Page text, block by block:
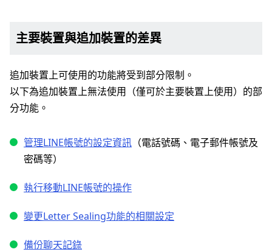
主要裝置與追加裝置的差異
追加裝置上可使用的功能將受到部分限制。
以下為追加裝置上無法使用（僅可於主要裝置上使用）的部
分功能。
管理LINE帳號的設定資訊 （電話號碼、電子郵件帳號及
密碼等）
執行移動LINE帳號的操作
變更Letter Sealing功能的相關設定
備份聊天記錄